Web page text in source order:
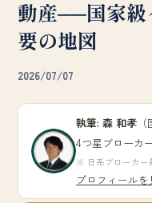
動産──国家級
要の地図
2026/07/07
執筆: 森 和孝
4つ星ブローカ
※ 日系ブローカー
プロフィール